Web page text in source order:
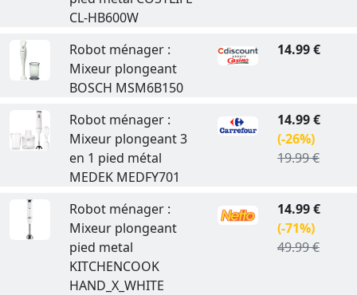
CL-HB600W
Robot ménager :
Mixeur plongeant
BOSCH MSM6B150
14.99 €
Robot ménager :
Mixeur plongeant 3
en 1 pied métal
MEDEK MEDFY701
14.99 €
(-26%)
19.99 €
Robot ménager :
Mixeur plongeant
pied metal
KITCHENCOOK
HAND_X_WHITE
14.99 €
(-71%)
49.99 €